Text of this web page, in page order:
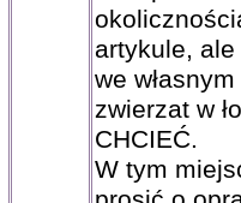
artykule,
we
zwierzat w
CHCIEĆ.
W tym